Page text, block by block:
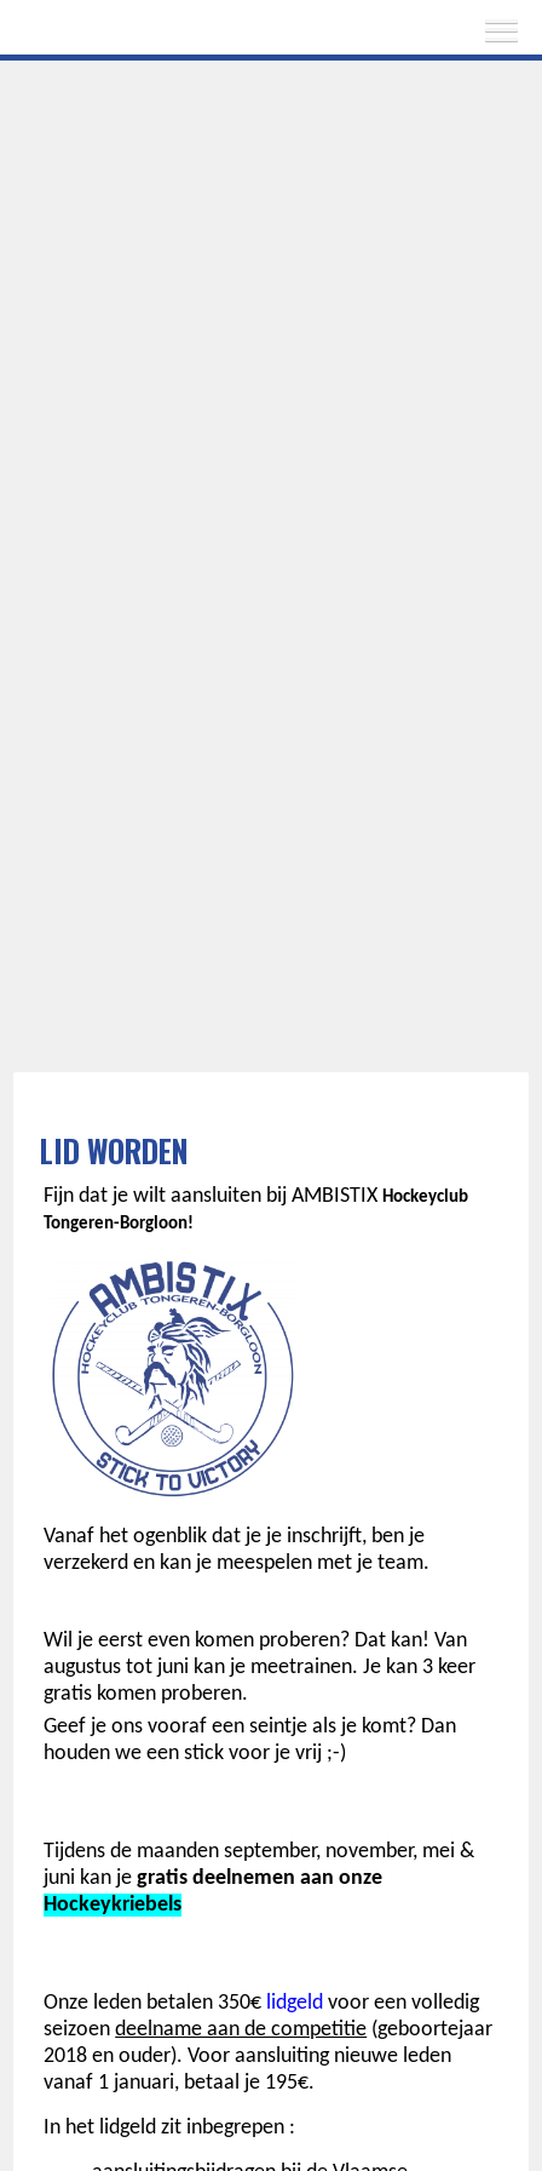
LID WORDEN
Fijn dat je wilt aansluiten bij AMBISTIXHockeyclub
Tongeren-Borgloon!
Vanaf het ogenblik dat je je inschrijft, ben je
verzekerd en kan je meespelen met je team.
Wil je eerst even komen proberen? Dat kan!Van
augustus tot juni kan je meetrainen.Je kan 3 keer
gratis komen proberen.
Geef je ons vooraf een seintje als je komt? Dan
houden we een stick voor je vrij ;-)
Tijdens de maanden september, november, mei &
juni kan jegratis deelnemen aan onze
Hockeykriebels
Onze leden betalen 350€ lidgeld voor een volledig
seizoendeelname aan de competitie (geboortejaar
2018 en ouder). Voor aansluiting nieuwe leden
vanaf 1 januari, betaal je 195€.
In het lidgeld zit inbegrepen :